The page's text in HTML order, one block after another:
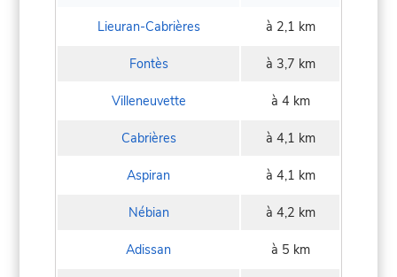
Lieuran-Cabrières à 2,1 km
Fontès à 3,7 km
Villeneuvette à 4 km
Cabrières à 4,1 km
Aspiran à 4,1 km
Nébian à 4,2 km
Adissan à 5 km